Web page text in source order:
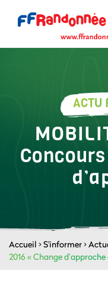
ACTU
Accueil >S'informer>
2016 « Change d’approche